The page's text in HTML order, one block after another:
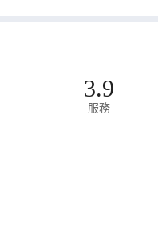
3.9
服務